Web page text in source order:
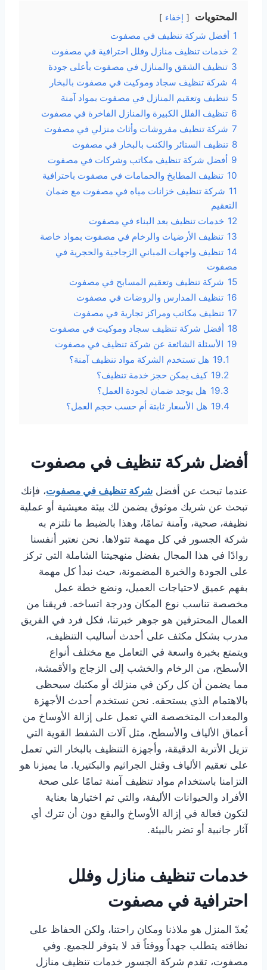
المحتويات إخفاء
1 أفضل شركة تنظيف في مصفوت
2 خدمات تنظيف منازل وفلل احترافية في مصفوت
3 تنظيف الشقق والمنازل في مصفوت بأعلى جودة
4 شركة تنظيف سجاد وموكيت في مصفوت بالبخار
5 تنظيف وتعقيم المنازل في مصفوت بمواد آمنة
6 تنظيف الفلل الكبيرة والمنازل الفاخرة في مصفوت
7 شركة تنظيف مفروشات وأثاث منزلي في مصفوت
8 تنظيف الستائر والكنب بالبخار في مصفوت
9 أفضل شركة تنظيف مكاتب وشركات في مصفوت
10 تنظيف المطابخ والحمامات في مصفوت باحترافية
11 شركة تنظيف خزانات مياه في مصفوت مع ضمان
التعقيم
12 خدمات تنظيف بعد البناء في مصفوت
13 تنظيف الأرضيات والرخام في مصفوت بمواد خاصة
14 تنظيف واجهات المباني الزجاجية والحجرية في
مصفوت
15 شركة تنظيف وتعقيم المسابح في مصفوت
16 تنظيف المدارس والروضات في مصفوت
17 تنظيف مكاتب ومراكز تجارية في مصفوت
18 أفضل شركة تنظيف سجاد وموكيت في مصفوت
19 الأسئلة الشائعة عن شركة تنظيف في مصفوت
19.1 هل تستخدم الشركة مواد تنظيف آمنة؟
19.2 كيف يمكن حجز خدمة تنظيف؟
19.3 هل يوجد ضمان لجودة العمل؟
19.4 هل الأسعار ثابتة أم حسب حجم العمل؟
أفضل شركة تنظيف في مصفوت
عندما تبحث عن أفضل شركة تنظيف في مصفوت، فإنك
تبحث عن شريك موثوق يضمن لك بيئة معيشية أو عملية
نظيفة، صحية، وآمنة تمامًا، وهذا بالضبط ما تلتزم به
شركة الجسور في كل مهمة تتولاها. نحن نعتبر أنفسنا
روادًا في هذا المجال بفضل منهجيتنا الشاملة التي تركز
على الجودة والخبرة المضمونة، حيث نبدأ كل مهمة
بفهم عميق لاحتياجات العميل، ونضع خطة عمل
مخصصة تناسب نوع المكان ودرجة اتساخه. فريقنا من
العمال المحترفين هو جوهر خبرتنا، فكل فرد في الفريق
مدرب بشكل مكثف على أحدث أساليب التنظيف،
ويتمتع بخبرة واسعة في التعامل مع مختلف أنواع
الأسطح، من الرخام والخشب إلى الزجاج والأقمشة،
مما يضمن أن كل ركن في منزلك أو مكتبك سيحظى
بالاهتمام الذي يستحقه. نحن نستخدم أحدث الأجهزة
والمعدات المتخصصة التي تعمل على إزالة الأوساخ من
أعماق الألياف والأسطح، مثل آلات الشفط القوية التي
تزيل الأتربة الدقيقة، وأجهزة التنظيف بالبخار التي تعمل
على تعقيم الألياف وقتل الجراثيم والبكتيريا. ما يميزنا هو
التزامنا باستخدام مواد تنظيف آمنة تمامًا على صحة
الأفراد والحيوانات الأليفة، والتي تم اختيارها بعناية
لتكون فعالة في إزالة الأوساخ والبقع دون أن تترك أي
آثار جانبية أو تضر بالبيئة.
خدمات تنظيف منازل وفلل
احترافية في مصفوت
يُعدّ المنزل هو ملاذنا ومكان راحتنا، ولكن الحفاظ على
نظافته يتطلب جهداً ووقتاً قد لا يتوفر للجميع. وفي
مصفوت، تقدم شركة الجسور خدمات تنظيف منازل